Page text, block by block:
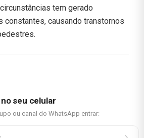
tem gerado
constantes, causando transtornos
seu celular
ou canal do WhatsApp entrar: